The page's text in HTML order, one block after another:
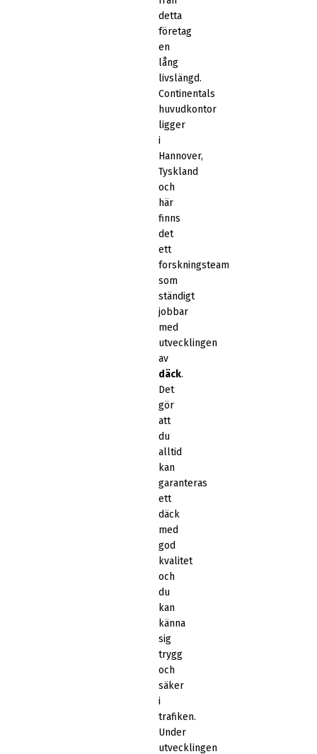
detta
företag
en
lång
livslängd.
Continentals
huvudkontor
ligger
i
Hannover,
Tyskland
och
här
finns
det
ett
forskningsteam
som
ständigt
jobbar
med
utvecklingen
av
däck.
Det
gör
att
du
alltid
kan
garanteras
ett
däck
med
god
kvalitet
och
du
kan
känna
sig
trygg
och
säker
i
trafiken.
Under
utvecklingen